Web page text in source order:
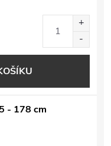
- 178 cm